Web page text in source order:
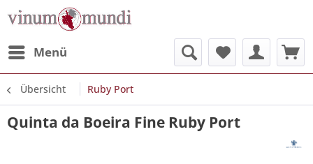
Menü
Übersicht Ruby Port
Quinta da Boeira Fine Ruby Port